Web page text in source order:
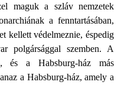
maguk a szláv nemzetek
a fenntartásában,
kellett védelmeznie, éspedig
polgársággal szemben. A
és a Habsburg-ház más
a Habsburg-ház, amely a